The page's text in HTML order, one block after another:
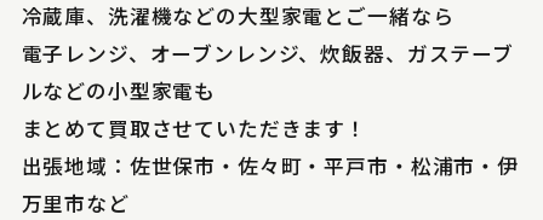
冷蔵庫、洗濯機などの大型家電とご一緒なら
電子レンジ、オーブンレンジ、炊飯器、ガステーブ
ルなどの小型家電も
まとめて買取させていただきます！
出張地域：佐世保市・佐々町・平戸市・松浦市・伊
万里市など